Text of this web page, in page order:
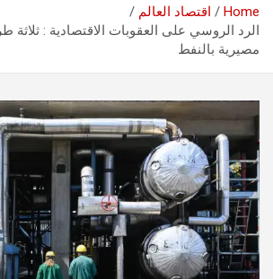
Home
اقتصاد العالم
الرد الروسي على العقوبات الاقتصادية :
مصيرية بالنفط